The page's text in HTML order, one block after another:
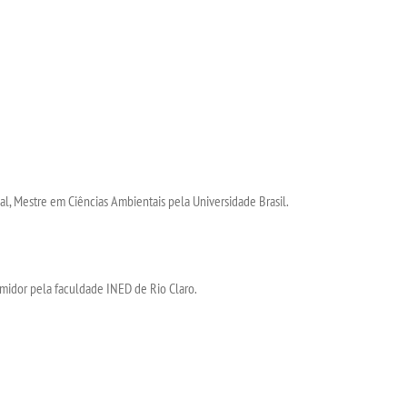
Mestre em Ciências Ambientais pela Universidade Brasil.
pela faculdade INED de Rio Claro.